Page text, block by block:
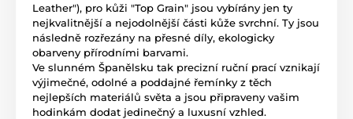
Leather"), pro kůži "Top Grain" jsou vybírány jen ty
nejkvalitnější a nejodolnější části kůže svrchní. Ty jsou
následně rozřezány na přesné díly, ekologicky
obarveny přírodními barvami.
Ve slunném Španělsku tak precizní ruční prací vznikají
výjimečné, odolné a poddajné řemínky z těch
nejlepších materiálů světa a jsou připraveny vašim
hodinkám dodat jedinečný a luxusní vzhled.